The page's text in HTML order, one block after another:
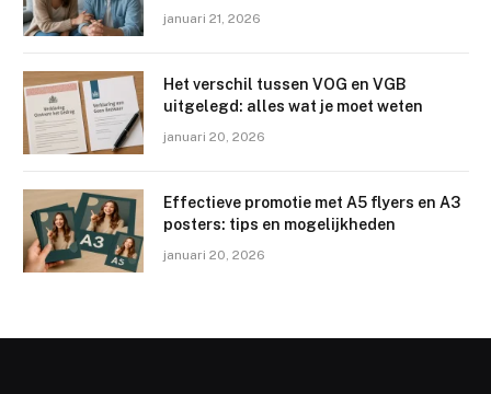
januari 21, 2026
Het verschil tussen VOG en VGB
uitgelegd: alles wat je moet weten
januari 20, 2026
Effectieve promotie met A5 flyers en A3
posters: tips en mogelijkheden
januari 20, 2026